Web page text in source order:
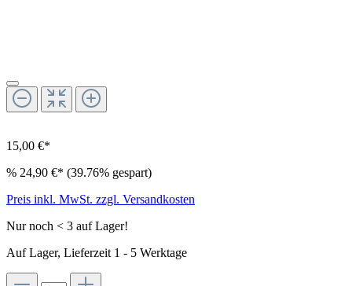
15,00 €*
% 24,90 €* (39.76% gespart)
Preis inkl. MwSt. zzgl. Versandkosten
Nur noch < 3 auf Lager!
Auf Lager, Lieferzeit 1 - 5 Werktage